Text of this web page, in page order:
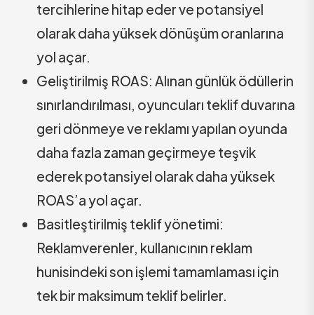
tercihlerine hitap eder ve potansiyel
olarak daha yüksek dönüşüm oranlarına
yol açar.
Geliştirilmiş ROAS: Alınan günlük ödüllerin
sınırlandırılması, oyuncuları teklif duvarına
geri dönmeye ve reklamı yapılan oyunda
daha fazla zaman geçirmeye teşvik
ederek potansiyel olarak daha yüksek
ROAS’a yol açar.
Basitleştirilmiş teklif yönetimi:
Reklamverenler, kullanıcının reklam
hunisindeki son işlemi tamamlaması için
tek bir maksimum teklif belirler.